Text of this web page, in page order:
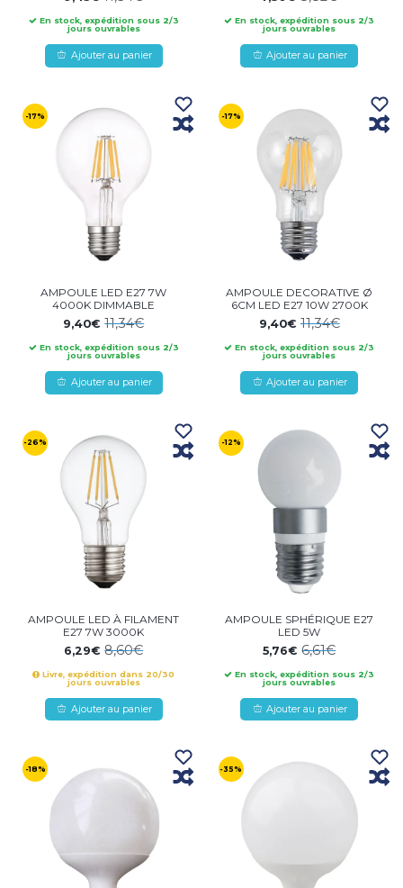
En stock, expédition sous 2/3
jours ouvrables
Ajouter au panier
En stock, expédition sous 2/3
jours ouvrables
Ajouter au panier
-17%
AMPOULE LED E27 7W
4000K DIMMABLE
9,40€11,34€
En stock, expédition sous 2/3
jours ouvrables
Ajouter au panier
-17%
AMPOULE DECORATIVE Ø
6CM LED E27 10W 2700K
9,40€11,34€
En stock, expédition sous 2/3
jours ouvrables
Ajouter au panier
-26%
AMPOULE LED À FILAMENT
E27 7W 3000K
6,29€8,60€
Livre, expédition dans 20/30
jours ouvrables
Ajouter au panier
-12%
AMPOULE SPHÉRIQUE E27
LED 5W
5,76€6,61€
En stock, expédition sous 2/3
jours ouvrables
Ajouter au panier
-18% -35%